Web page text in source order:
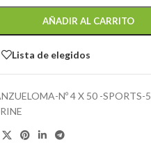
AÑADIR AL CARRITO
Lista de elegidos
Nº 4 X 50 -SPORTS-5